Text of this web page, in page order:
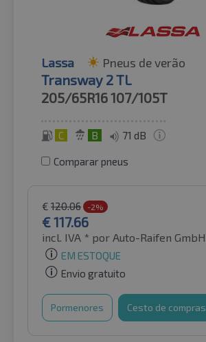
Lassa Pneus de verão
Transway 2 TL
205/65R16107/105T
C B 71 dB
Comparar pneus
€ 120.06 -2%
€117.66
incl. IVA * por Auto-Raifen GmbH
EM ESTOQUE
Envio gratuito
Pormenores Cesto de compras